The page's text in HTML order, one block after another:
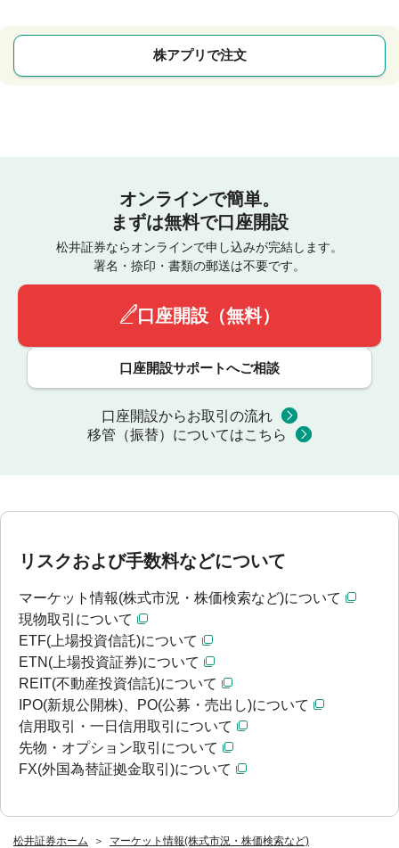
松井証券ホーム
マーケット情報(株式市況・株価検索など)
株アプリで注文
オンラインで簡単。
まずは無料で口座開設
松井証券ならオンラインで申し込みが完結します。
署名・捺印・書類の郵送は不要です。
口座開設（無料）
口座開設サポートへご相談
口座開設からお取引の流れ
移管（振替）についてはこちら
リスクおよび手数料などについて
マーケット情報(株式市況・株価検索など)について
現物取引について
ETF(上場投資信託)について
ETN(上場投資証券)について
REIT(不動産投資信託)について
IPO(新規公開株)、PO(公募・売出し)について
信用取引・一日信用取引について
先物・オプション取引について
FX(外国為替証拠金取引)について